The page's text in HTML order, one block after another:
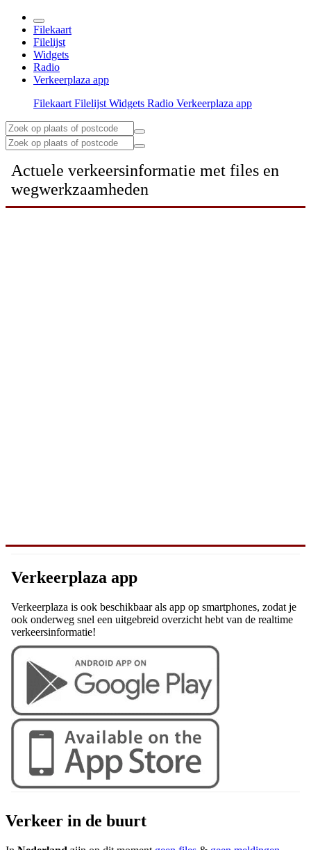
Filekaart
Filelijst
Widgets
Radio
Verkeerplaza app
Filekaart Filelijst Widgets Radio Verkeerplaza app
Actuele verkeersinformatie met files en
wegwerkzaamheden
Verkeerplaza app
Verkeerplaza is ook beschikbaar als app op smartphones, zodat je
ook onderweg snel een uitgebreid overzicht hebt van de realtime
verkeersinformatie!
Verkeer in de buurt